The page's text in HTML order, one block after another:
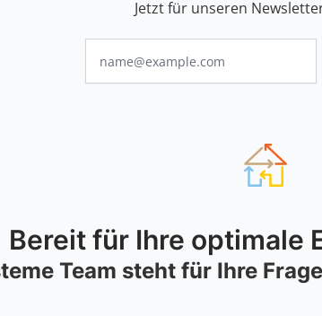
Jetzt für unseren
Bereit für Ihre optimale
Team steht für Ihre